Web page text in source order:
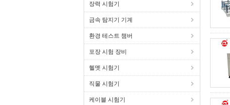
장력 시험기
금속 탐지기 기계
환경 테스트 챔버
포장 시험 장비
헬멧 시험기
직물 시험기
케이블 시험기